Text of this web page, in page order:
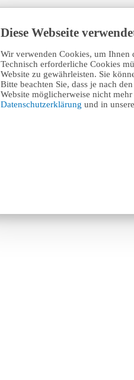
Diese Webseite
Wir verwenden Cookies, um Ihnen
Technisch erforderliche Cookies
Website zu gewährleisten. Sie
Bitte beachten Sie, dass je nach
Website möglicherweise nicht
Datenschutzerklärung und in